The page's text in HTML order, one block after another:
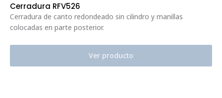
Cerradura RFV526
Cerradura de canto redondeado sin cilindro y manillas
colocadas en parte posterior.
Ver producto